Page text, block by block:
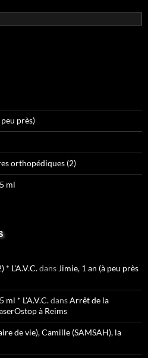
près)
orthopédiques (2)
ml
* L'A.V.C.dans Jimie, 1 an (à peu près
ml * L'A.V.C.dansArrêt de la
à Reims
de vie), Camille (SAMSAH), la